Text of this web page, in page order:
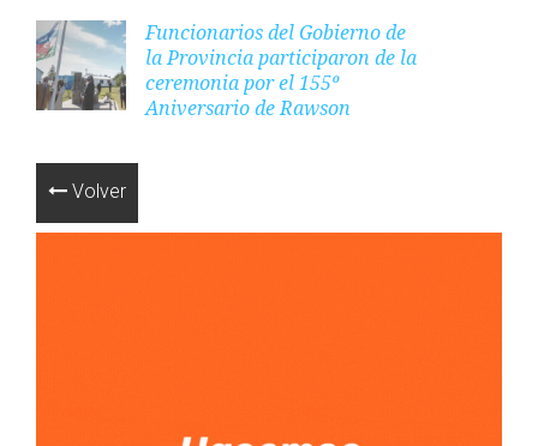
Funcionarios del Gobierno de
la Provincia participaron de la
ceremonia por el 155º
Aniversario de Rawson
Volver